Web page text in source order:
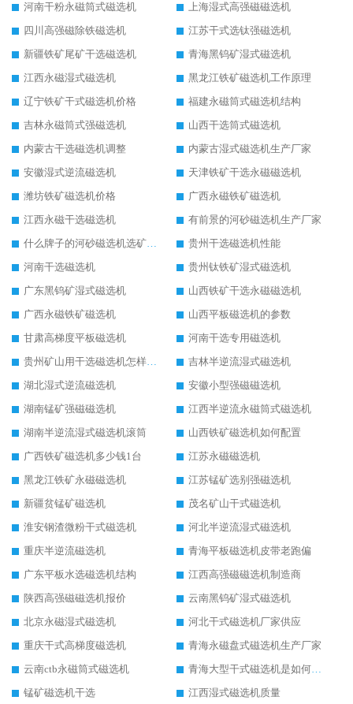
河南干粉永磁筒式磁选机
上海湿式高强磁磁选机
四川高强磁除铁磁选机
江苏干式选钛强磁选机
新疆铁矿尾矿干选磁选机
青海黑钨矿湿式磁选机
江西永磁湿式磁选机
黑龙江铁矿磁选机工作原理
辽宁铁矿干式磁选机价格
福建永磁筒式磁选机结构
吉林永磁筒式强磁选机
山西干选筒式磁选机
内蒙古干选磁选机调整
内蒙古湿式磁选机生产厂家
安徽湿式逆流磁选机
天津铁矿干选永磁磁选机
潍坊铁矿磁选机价格
广西永磁铁矿磁选机
江西永磁干选磁选机
有前景的河砂磁选机生产厂家
什么牌子的河砂磁选机选矿效果好
贵州干选磁选机性能
河南干选磁选机
贵州钛铁矿湿式磁选机
广东黑钨矿湿式磁选机
山西铁矿干选永磁磁选机
广西永磁铁矿磁选机
山西平板磁选机的参数
甘肃高梯度平板磁选机
河南干选专用磁选机
贵州矿山用干选磁选机怎样调磁
吉林半逆流湿式磁选机
湖北湿式逆流磁选机
安徽小型强磁磁选机
湖南锰矿强磁磁选机
江西半逆流永磁筒式磁选机
湖南半逆流湿式磁选机滚筒
山西铁矿磁选机如何配置
广西铁矿磁选机多少钱1台
江苏永磁磁选机
黑龙江铁矿永磁磁选机
江苏锰矿选别强磁选机
新疆贫锰矿磁选机
茂名矿山干式磁选机
淮安钢渣微粉干式磁选机
河北半逆流湿式磁选机
重庆半逆流磁选机
青海平板磁选机皮带老跑偏
广东平板水选磁选机结构
江西高强磁磁选机制造商
陕西高强磁磁选机报价
云南黑钨矿湿式磁选机
北京永磁湿式磁选机
河北干式磁选机厂家供应
重庆干式高梯度磁选机
青海永磁盘式磁选机生产厂家
云南ctb永磁筒式磁选机
青海大型干式磁选机是如何选矿的
锰矿磁选机干选
江西湿式磁选机质量